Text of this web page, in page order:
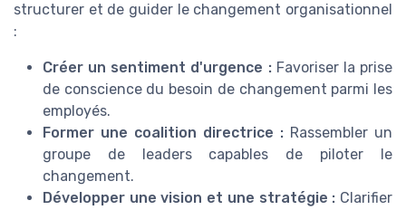
structurer et de guider le changement organisationnel
:
Créer un sentiment d'urgence :Favoriser la prise
de conscience du besoin de changement parmi les
employés.
Former une coalition directrice : Rassembler un
groupe de leaders capables de piloter le
changement.
Développer une vision et une stratégie : Clarifier